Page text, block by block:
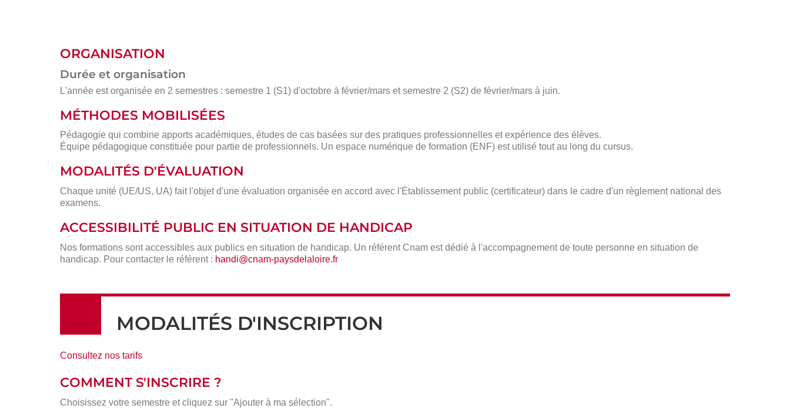
ORGANISATION
Durée et organisation
L'année est organisée en 2 semestres : semestre 1 (S1) d'octobre à février/mars et semestre 2 (S2) de février/mars à juin.
MÉTHODES MOBILISÉES
Pédagogie qui combine apports académiques, études de cas basées sur des pratiques professionnelles et expérience des élèves.
Équipe pédagogique constituée pour partie de professionnels. Un espace numérique de formation (ENF) est utilisé tout au long du cursus.
MODALITÉS D'ÉVALUATION
Chaque unité (UE/US, UA) fait l'objet d'une évaluation organisée en accord avec l'Établissement public (certificateur) dans le cadre d'un règlement national des
examens.
ACCESSIBILITÉ PUBLIC EN SITUATION DE HANDICAP
Nos formations sont accessibles aux publics en situation de handicap. Un référent Cnam est dédié à l'accompagnement de toute personne en situation de
handicap. Pour contacter le référent : handi@cnam-paysdelaloire.fr
MODALITÉS D'INSCRIPTION
Consultez nos tarifs
COMMENT S'INSCRIRE ?
Choisissez votre semestre et cliquez sur "Ajouter à ma sélection".